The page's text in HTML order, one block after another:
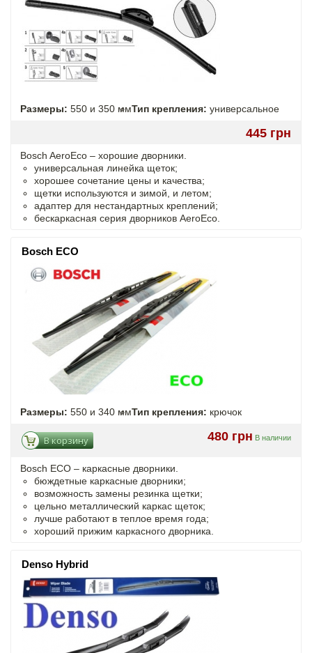
Размеры: 550 и 350 ммТип крепления: универсальное
445 грн
Bosch AeroEco – хорошие дворники.
универсальная линейка щеток;
хорошее сочетание цены и качества;
щетки используются и зимой, и летом;
адаптер для нестандартных креплений;
бескаркасная серия дворников AeroEco.
Bosch ECO
Размеры: 550 и 340 ммТип крепления: крючок
480 грн В наличии
В корзину
Bosch ECO – каркасные дворники.
бюждетные каркасные дворники;
возможность замены резинка щетки;
цельно металлический каркас щеток;
лучше работают в теплое время года;
хороший прижим каркасного дворника.
Denso Hybrid